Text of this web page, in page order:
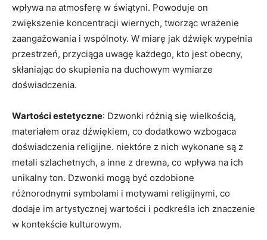
wpływa na atmosferę w świątyni.⁣ Powoduje on
zwiększenie koncentracji wiernych, tworząc wrażenie
zaangażowania i wspólnoty. W miarę jak dźwięk wypełnia
przestrzeń, przyciąga uwagę każdego, kto jest obecny,
skłaniając do skupienia na duchowym wymiarze​
doświadczenia.
Wartości estetyczne: Dzwonki różnią się wielkością,
materiałem oraz dźwiękiem, co dodatkowo wzbogaca
doświadczenia religijne. niektóre z nich wykonane są z
metali szlachetnych, a inne z drewna, co wpływa na ich
unikalny ton. Dzwonki mogą być‍ ozdobione
różnorodnymi symbolami i motywami religijnymi, ‍co
⁣dodaje im artystycznej wartości i podkreśla ich znaczenie⁢
w kontekście kulturowym.